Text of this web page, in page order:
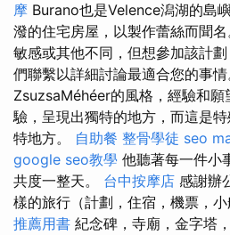
摩 Burano也是Velence潟湖的島
潑的住宅房屋，以製作蕾絲而聞
敏感或其他不同，但想參加該計
們聯繫以詳細討論最適合您的事情
ZsuzsaMéhéer的風格，經驗和願
驗，呈現出獨特的地方，而這是
特地方。 自助餐 整骨學徒 seo
google seo教學 他聽著每一件小
共度一整天。 台中按摩店 感謝辦
樣的旅行（計劃，住宿，機票，小
推薦用書 紀念碑，寺廟，金字塔